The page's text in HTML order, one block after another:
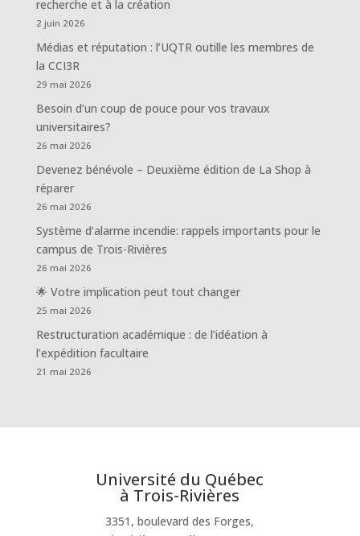
recherche et à la création
2 juin 2026
Médias et réputation : l’UQTR outille les membres de
la CCI3R
29 mai 2026
Besoin d’un coup de pouce pour vos travaux
universitaires?
26 mai 2026
Devenez bénévole – Deuxième édition de La Shop à
réparer
26 mai 2026
Système d’alarme incendie: rappels importants pour le
campus de Trois-Rivières
26 mai 2026
🌟 Votre implication peut tout changer
25 mai 2026
Restructuration académique : de l’idéation à
l’expédition facultaire
21 mai 2026
Université du Québec
à Trois-Rivières
3351, boulevard des Forges,